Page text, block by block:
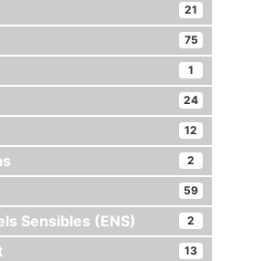
21
75
1
24
12
2
59
Sensibles (ENS) 2
13